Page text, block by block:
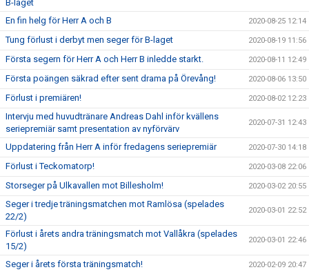
B-laget
En fin helg för Herr A och B 2020-08-25 12:14
Tung förlust i derbyt men seger för B-laget 2020-08-19 11:56
Första segern för Herr A och Herr B inledde starkt. 2020-08-11 12:49
Första poängen säkrad efter sent drama på Örevång! 2020-08-06 13:50
Förlust i premiären! 2020-08-02 12:23
Intervju med huvudtränare Andreas Dahl inför kvällens
seriepremiär samt presentation av nyförvärv
2020-07-31 12:43
Uppdatering från Herr A inför fredagens seriepremiär 2020-07-30 14:18
Förlust i Teckomatorp! 2020-03-08 22:06
Storseger på Ulkavallen mot Billesholm! 2020-03-02 20:55
Seger i tredje träningsmatchen mot Ramlösa (spelades
22/2)
2020-03-01 22:52
Förlust i årets andra träningsmatch mot Vallåkra (spelades
15/2)
2020-03-01 22:46
Seger i årets första träningsmatch! 2020-02-09 20:47